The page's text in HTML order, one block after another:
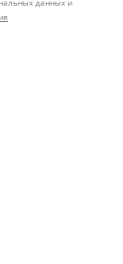
данных и